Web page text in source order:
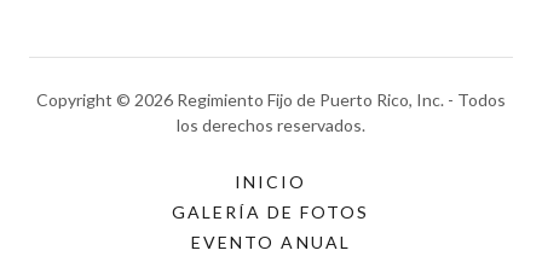
Copyright © 2026 Regimiento Fijo de Puerto Rico, Inc. - Todos
los derechos reservados.
INICIO
GALERÍA DE FOTOS
EVENTO ANUAL